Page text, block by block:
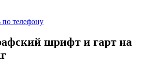
по телефону
шрифт и гарт на